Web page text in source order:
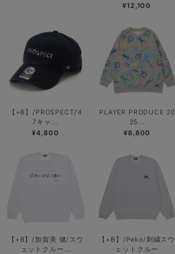
¥12,100
【+B】/PROSPECT/’4
7キャ...
¥4,800
PLAYER PRODUCE 20
25...
¥8,800
【+B】/加賀美 健/スウ
ェットクルー...
【+B】/Peko/刺繍スウ
ェットクルー